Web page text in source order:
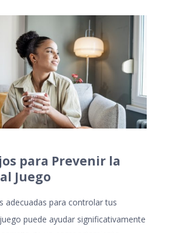
para Prevenir la
Juego
adecuadas para controlar tus
puede ayudar significativamente